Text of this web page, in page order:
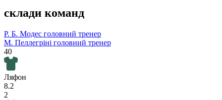
склади команд
Р. Б. Модес головний тренер
М. Пеллегріні головний тренер
40
Ляфон
8.2
2